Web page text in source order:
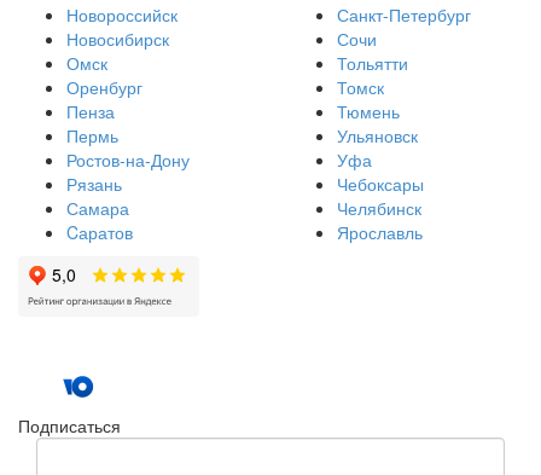
Новороссийск
Новосибирск
Омск
Оренбург
Пенза
Пермь
Ростов-на-Дону
Рязань
Самара
Cаратов
Санкт-Петербург
Сочи
Тольятти
Томск
Тюмень
Ульяновск
Уфа
Чебоксары
Челябинск
Ярославль
Подписаться